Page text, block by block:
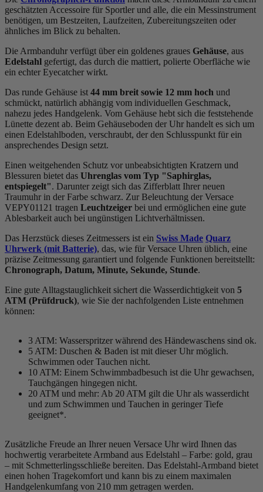
geschätzten Accessoire für Sportler und alle, die ein Messinstrument
benötigen, um Bestzeiten, Laufzeiten, Zubereitungszeiten oder
ähnliches im Blick zu behalten.
Die Armbanduhr verfügt über ein goldenes graues Gehäuse, aus
Edelstahl gefertigt, das durch die mattiert, polierte Oberfläche wie
ein echter Eyecatcher wirkt.
Das runde Gehäuse ist 44 mm breit sowie 12 mm hoch und
schmückt, natürlich abhängig vom individuellen Geschmack,
nahezu jedes Handgelenk. Vom Gehäuse hebt sich die feststehende
Lünette dezent ab. Beim Gehäuseboden der Uhr handelt es sich um
einen Edelstahlboden, verschraubt, der den Schlusspunkt für ein
ansprechendes Design setzt.
Einen weitgehenden Schutz vor unbeabsichtigten Kratzern und
Blessuren bietet das Uhrenglas vom Typ "Saphirglas,
entspiegelt". Darunter zeigt sich das Zifferblatt Ihrer neuen
Traumuhr in der Farbe schwarz. Zur Beleuchtung der Versace
VEPY01121 tragen Leuchtzeiger bei und ermöglichen eine gute
Ablesbarkeit auch bei ungünstigen Lichtverhältnissen.
Das Herzstück dieses Zeitmessers ist ein Swiss Made Quarz
Uhrwerk (mit Batterie), das, wie für Versace Uhren üblich, eine
präzise Zeitmessung garantiert und folgende Funktionen bereitstellt:
Chronograph, Datum, Minute, Sekunde, Stunde.
Eine gute Alltagstauglichkeit sichert die Wasserdichtigkeit von 5
ATM (Prüfdruck), wie Sie der nachfolgenden Liste entnehmen
können:
3 ATM: Wasserspritzer während des Händewaschens sind ok.
5 ATM: Duschen & Baden ist mit dieser Uhr möglich.
Schwimmen oder Tauchen nicht.
10 ATM: Einem Schwimmbadbesuch ist die Uhr gewachsen,
Tauchgängen hingegen nicht.
20 ATM und mehr: Ab 20 ATM gilt die Uhr als wasserdicht
und zum Schwimmen und Tauchen in geringer Tiefe
geeignet*.
Zusätzliche Freude an Ihrer neuen Versace Uhr wird Ihnen das
hochwertig verarbeitete Armband aus Edelstahl – Farbe: gold, grau
– mit Schmetterlingsschließe bereiten. Das Edelstahl-Armband bietet
einen hohen Tragekomfort und kann bis zu einem maximalen
Handgelenkumfang von 210 mm getragen werden.